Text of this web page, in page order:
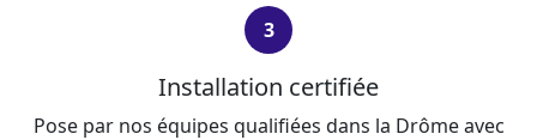
3
Installation certifiée
Pose par nos équipes qualifiées dans la Drôme avec